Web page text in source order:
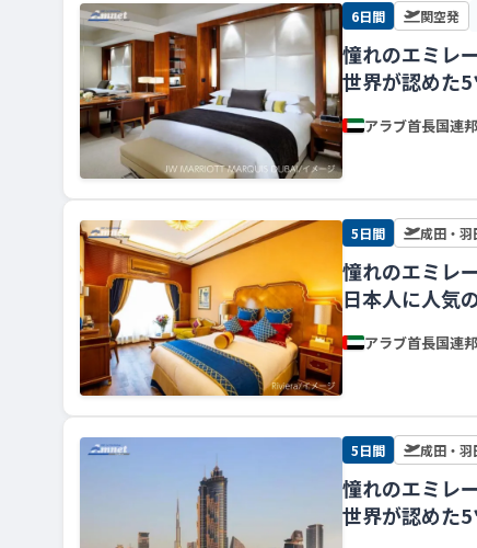
6日間 関空発
憧れのエミレ
世界が認めた
アラブ首長国連
5日間 成田・羽
憧れのエミレ
日本人に人気
アラブ首長国連
5日間 成田・羽
憧れのエミレ
世界が認めた